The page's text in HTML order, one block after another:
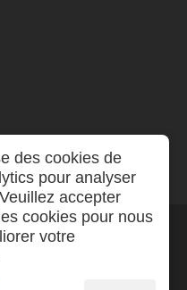
des cookies de
pour analyser
accepter
cookies pour nous
votre